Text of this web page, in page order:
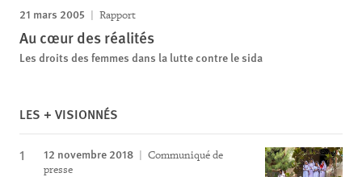
21 mars 2005 Rapport
Au cœur des réalités
Les droits des femmes dans la lutte contre le sida
LES + VISIONNÉS
12 novembre 2018
Communiqué de
presse